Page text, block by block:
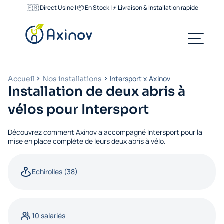
🇫🇷 Direct Usine | 📦 En Stock | ⚡ Livraison & Installation rapide
Accueil Nos installations Intersport x Axinov
Installation de deux abris à
vélos pour Intersport
Découvrez comment Axinov a accompagné Intersport pour la
mise en place complète de leurs deux abris à vélo.
Echirolles (38)
10 salariés